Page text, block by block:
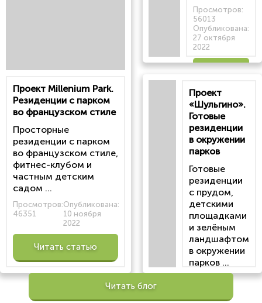
Проект Millenium Park.
Резиденции с парком
во французском стиле
Просторные
резиденции с парком
во французском стиле,
фитнес-клубом и
частным детским
садом ...
Просмотров:
46351
Опубликована:
10 ноября
2022
Читать статью
Просмотров:
56013
Опубликована:
27 октября
2022
статью
Проект
«Шульгино».
Готовые
резиденции
в окружении
парков
Готовые
резиденции
с прудом,
детскими
площадками
и зелёным
ландшафтом
в окружении
парков ...
Просмотров:
Опубликована:
Читать блог